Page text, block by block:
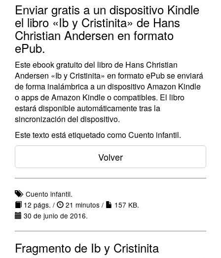
Enviar gratis a un dispositivo Kindle
el libro «Ib y Cristinita» de Hans
Christian Andersen en formato
ePub.
Este ebook gratuito del libro de Hans Christian
Andersen «Ib y Cristinita» en formato ePub se enviará
de forma inalámbrica a un dispositivo Amazon Kindle
o apps de Amazon Kindle o compatibles. El libro
estará disponible automáticamente tras la
sincronización del dispositivo.
Este texto está etiquetado como Cuento infantil.
Volver
Cuento infantil.
12 págs. /
21 minutos /
157 KB.
30 de junio de 2016.
Fragmento de Ib y Cristinita